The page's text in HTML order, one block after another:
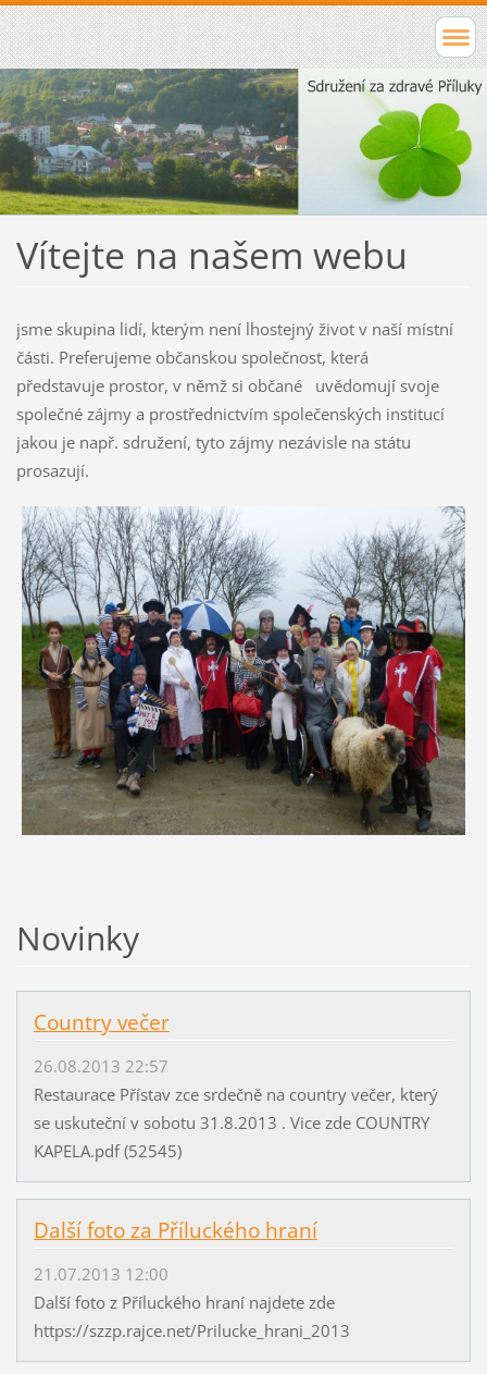
Vítejte na našem webu
jsme skupina lidí, kterým není lhostejný život v naší místní
části. Preferujeme občanskou společnost, která
představuje prostor, v němž si občané uvědomují svoje
společné zájmy a prostřednictvím společenských institucí
jakou je např. sdružení, tyto zájmy nezávisle na státu
prosazují.
Novinky
Country večer
26.08.2013 22:57
Restaurace Přístav zce srdečně na country večer, který
se uskuteční v sobotu 31.8.2013 . Vice zde COUNTRY
KAPELA.pdf (52545)
Další foto za Příluckého hraní
21.07.2013 12:00
Další foto z Příluckého hraní najdete zde
https://szzp.rajce.net/Prilucke_hrani_2013